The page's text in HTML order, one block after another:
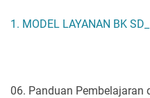
1. MODEL LAYANAN BK
06. Panduan Pembelajaran